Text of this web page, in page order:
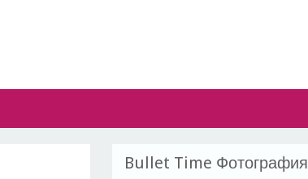
​Bullet Time Фотография